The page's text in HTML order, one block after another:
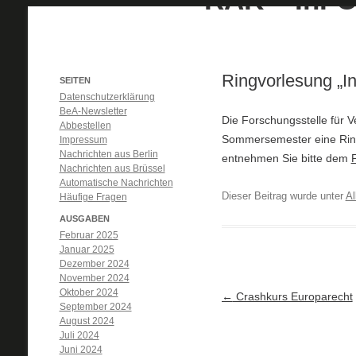
Ringvorlesung
Die Forschungsstelle für
Sommersemester eine
entnehmen Sie bitte dem
Dieser Beitrag wurde unter
Artikel-Navigation
← Crashkurs Europarecht
SEITEN
Datenschutzerklärung
BeA-Newsletter
Abbestellen
Impressum
Nachrichten aus Berlin
Nachrichten aus Brüssel
Automatische Nachrichten
Häufige Fragen
AUSGABEN
Februar 2025
Januar 2025
Dezember 2024
November 2024
Oktober 2024
September 2024
August 2024
Juli 2024
Juni 2024